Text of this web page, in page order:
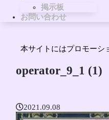
掲示板
お問い合わせ
本サイトにはプロモーシ
operator_9_1 (1)
2021.09.08